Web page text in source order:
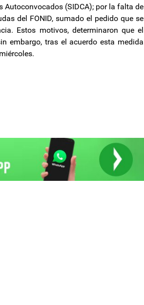
(SIDCA); por la falta de
del FONID, sumado el pedido que se
Estos motivos, determinaron que el
embargo, tras el acuerdo esta medida